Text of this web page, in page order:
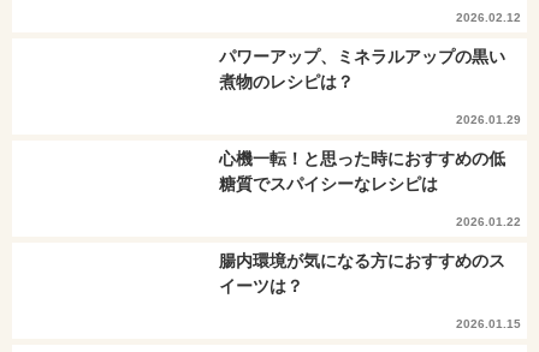
2026.02.12
パワーアップ、ミネラルアップの黒い
煮物のレシピは？
2026.01.29
心機一転！と思った時におすすめの低
糖質でスパイシーなレシピは
2026.01.22
腸内環境が気になる方におすすめのス
イーツは？
2026.01.15